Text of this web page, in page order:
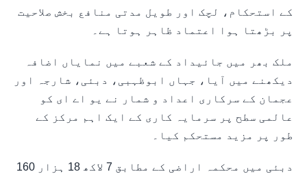
کے استحکام، لچک اور طویل مدتی منافع بخش صلاحیت
پر بڑھتا ہوا اعتماد ظاہر ہوتا ہے۔
ملک بھر میں جائیداد کے شعبے میں نمایاں اضافہ
دیکھنے میں آیا، جہاں ابوظہبی، دبئی، شارجہ اور
عجمان کے سرکاری اعداد و شمار نے یو اے ای کو
عالمی سطح پر سرمایہ کاری کے ایک اہم مرکز کے
طور پر مزید مستحکم کیا۔
دبئی میں محکمہ اراضی کے مطابق 7 لاکھ 18 ہزار 160